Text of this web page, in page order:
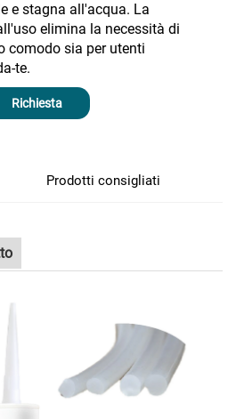
e stagna all'acqua. La
elimina la necessità di
comodo sia per utenti
te.
Richiesta
Prodotti consigliati